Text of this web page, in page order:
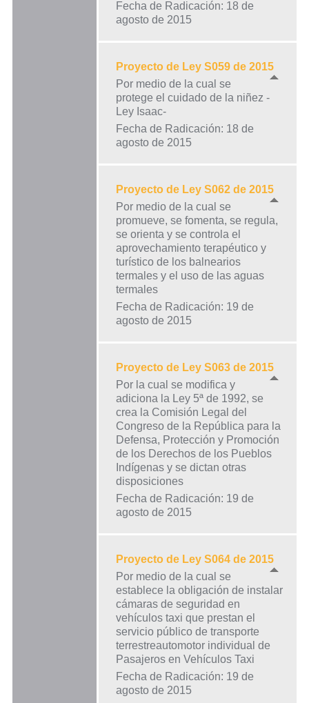
Fecha de Radicación: 18 de
agosto de 2015
Proyecto de Ley S059 de 2015
Por medio de la cual se
protege el cuidado de la niñez -
Ley Isaac-
Fecha de Radicación: 18 de
agosto de 2015
Proyecto de Ley S062 de 2015
Por medio de la cual se
promueve, se fomenta, se regula,
se orienta y se controla el
aprovechamiento terapéutico y
turístico de los balnearios
termales y el uso de las aguas
termales
Fecha de Radicación: 19 de
agosto de 2015
Proyecto de Ley S063 de 2015
Por la cual se modifica y
adiciona la Ley 5ª de 1992, se
crea la Comisión Legal del
Congreso de la República para la
Defensa, Protección y Promoción
de los Derechos de los Pueblos
Indígenas y se dictan otras
disposiciones
Fecha de Radicación: 19 de
agosto de 2015
Proyecto de Ley S064 de 2015
Por medio de la cual se
establece la obligación de instalar
cámaras de seguridad en
vehículos taxi que prestan el
servicio público de transporte
terrestreautomotor individual de
Pasajeros en Vehículos Taxi
Fecha de Radicación: 19 de
agosto de 2015